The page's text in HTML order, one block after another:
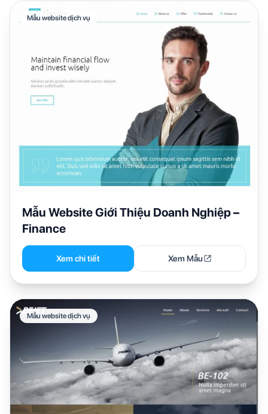
Mẫu website dịch vụ
Mẫu Website Giới Thiệu Doanh Nghiệp –
Finance
Xem chi tiết Xem Mẫu
Mẫu website dịch vụ